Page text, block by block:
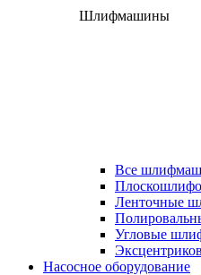
Шлифмашины
Все
Ленточные
Угловые
Насосное оборудование